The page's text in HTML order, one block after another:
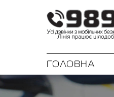
ГОЛОВНА